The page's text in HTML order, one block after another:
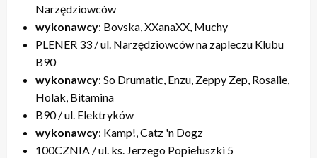
Narzędziowców
wykonawcy: Bovska, XXanaXX, Muchy
PLENER 33 / ul. Narzędziowców na zapleczu Klubu
B90
wykonawcy: So Drumatic, Enzu, Zeppy Zep, Rosalie,
Holak, Bitamina
B90 / ul. Elektryków
wykonawcy: Kamp!, Catz 'n Dogz
100CZNIA / ul. ks. Jerzego Popiełuszki 5